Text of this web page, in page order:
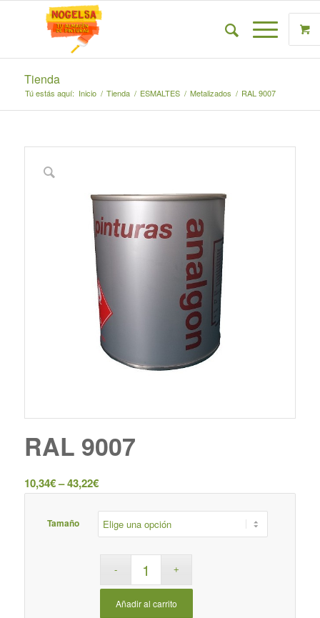
Tienda
Tú estás aquí: Inicio / Tienda / ESMALTES / Metalizados / RAL 9007
RAL 9007
10,34€–43,22€
Tamaño
Añadir al carrito